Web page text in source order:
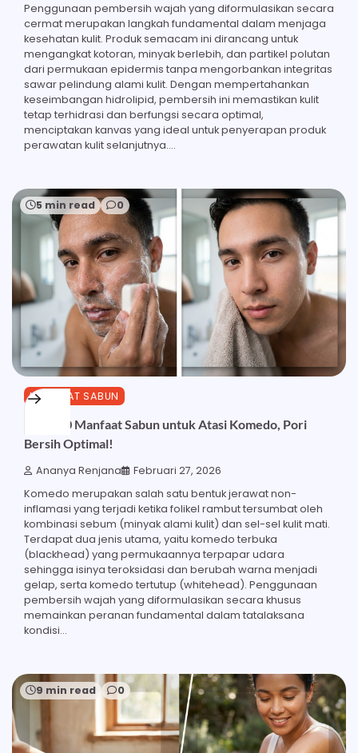
Penggunaan pembersih wajah yang diformulasikan secara
cermat merupakan langkah fundamental dalam menjaga
kesehatan kulit. Produk semacam ini dirancang untuk
mengangkat kotoran, minyak berlebih, dan partikel polutan
dari permukaan epidermis tanpa mengorbankan integritas
sawar pelindung alami kulit. Dengan mempertahankan
keseimbangan hidrolipid, pembersih ini memastikan kulit
tetap terhidrasi dan berfungsi secara optimal,
menciptakan kanvas yang ideal untuk penyerapan produk
perawatan kulit selanjutnya.…
5 min read 0
MANFAAT SABUN
Inilah 20 Manfaat Sabun untuk Atasi Komedo, Pori
Bersih Optimal!
Ananya Renjana Februari 27, 2026
Komedo merupakan salah satu bentuk jerawat non-
inflamasi yang terjadi ketika folikel rambut tersumbat oleh
kombinasi sebum (minyak alami kulit) dan sel-sel kulit mati.
Terdapat dua jenis utama, yaitu komedo terbuka
(blackhead) yang permukaannya terpapar udara
sehingga isinya teroksidasi dan berubah warna menjadi
gelap, serta komedo tertutup (whitehead). Penggunaan
pembersih wajah yang diformulasikan secara khusus
memainkan peranan fundamental dalam tatalaksana
kondisi…
9 min read 0